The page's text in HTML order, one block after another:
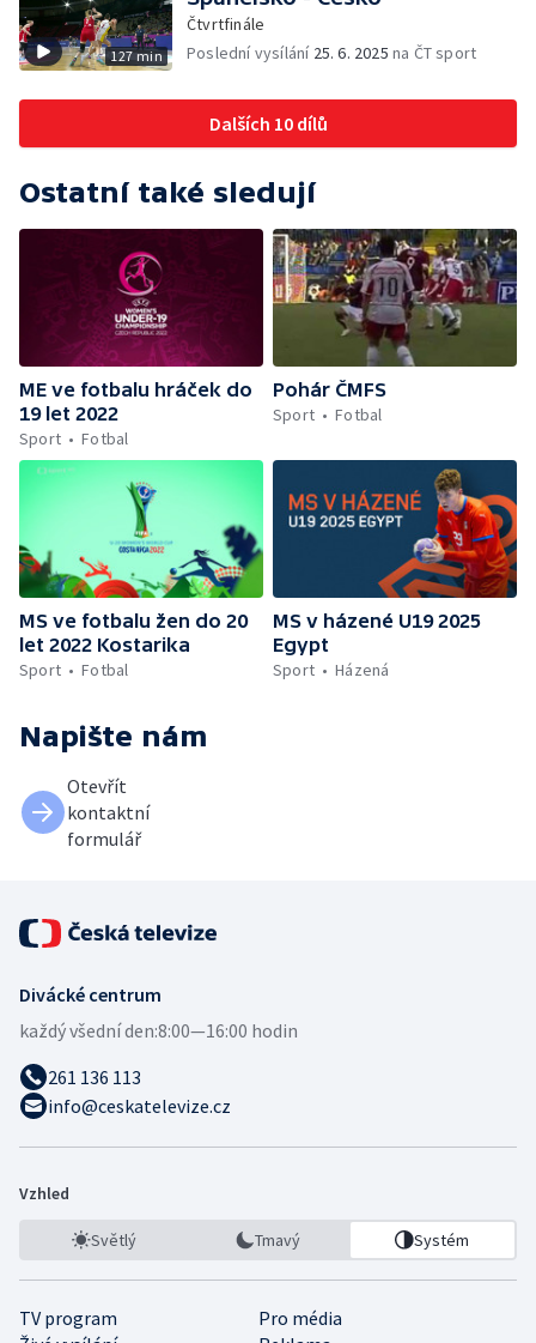
127 min
Čtvrtfinále
Poslední vysílání 25. 6. 2025 na ČT sport
Dalších 10 dílů
Ostatní také sledují
ME ve fotbalu hráček do
19 let 2022
Sport
Fotbal
Pohár ČMFS
Sport
Fotbal
MS ve fotbalu žen do 20
let 2022 Kostarika
Sport
Fotbal
MS v házené U19 2025
Egypt
Sport
Házená
Napište nám
Otevřít
kontaktní
formulář
Divácké centrum
každý všední den:8:00—16:00 hodin
261 136 113
info@ceskatelevize.cz
Vzhled
Světlý Tmavý Systém
TV program
Pro média